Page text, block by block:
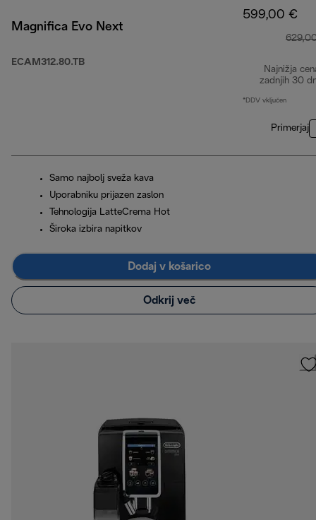
Magnifica Evo Next
ECAM312.80.TB
599,00 €
Najnižja
zadnjih 30
*DDV vključen
Primerjaj
Samo najbolj sveža kava
Uporabniku prijazen zaslon
Tehnologija LatteCrema Hot
Široka izbira napitkov
Dodaj v košarico
Odkrij več